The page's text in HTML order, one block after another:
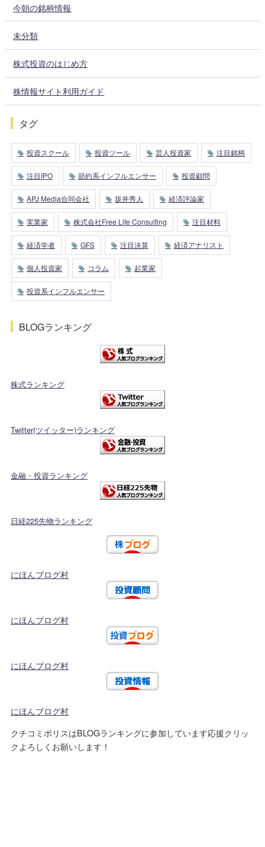
今朝の銘柄情報
未分類
株式投資のはじめ方
株情報サイト利用ガイド
タグ
投資スクール 投資ツール 芸人投資家 注目銘柄
注目IPO 節約系インフルエンサー 投資顧問
APJ Media合同会社 坂井秀人 経済評論家
実業家 株式会社Free Life Consulting 注目材料
経済学者 GFS 注目決算 経済アナリスト
個人投資家 コラム 起業家
投資系インフルエンサー
BLOGランキング
株式ランキング
Twitter(ツイッター)ランキング
金融・投資ランキング
日経225先物ランキング
にほんブログ村
にほんブログ村
にほんブログ村
にほんブログ村
クチコミポリスはBLOGランキングに参加しています応援クリッ
クよろしくお願いします！